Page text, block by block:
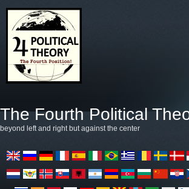
The Fourth Political
beyond left and right but against the center